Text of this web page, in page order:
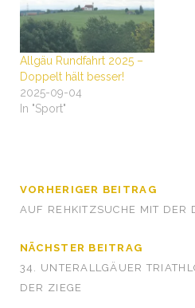
Allgäu Rundfahrt 2025 –
Doppelt hält besser!
2025-09-04
In "Sport"
VORHERIGER BEITRAG
AUF REHKITZSUCHE MIT DER
NÄCHSTER BEITRAG
34. UNTERALLGÄUER
DER ZIEGE